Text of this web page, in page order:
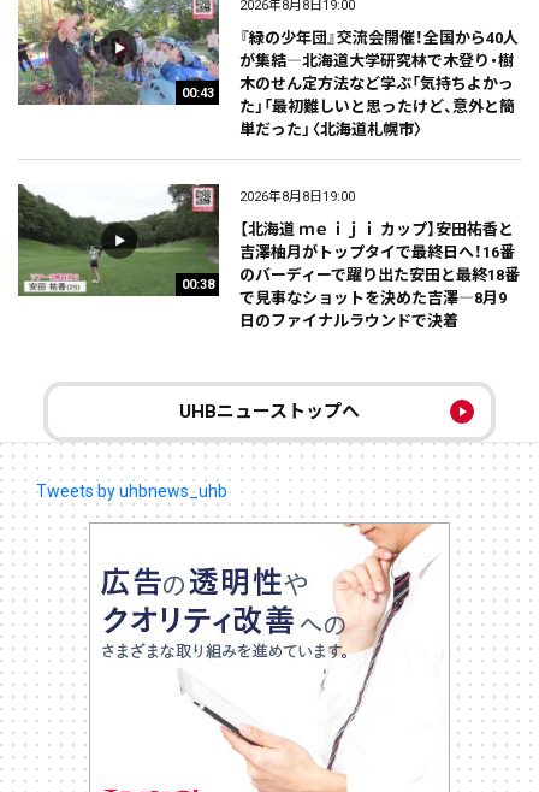
00:43
2026年8月8日19:00
『緑の少年団』交流会開催！全国から40人
が集結―北海道大学研究林で木登り・樹
木のせん定方法など学ぶ「気持ちよかっ
た」「最初難しいと思ったけど、意外と簡
単だった」〈北海道札幌市〉
00:38
2026年8月8日19:00
【北海道 ｍｅｉｊｉ カップ】安田祐香と
吉澤柚月がトップタイで最終日へ！16番
のバーディーで躍り出た安田と最終18番
で見事なショットを決めた吉澤―8月9
日のファイナルラウンドで決着
UHBニューストップへ
Tweets by uhbnews_uhb